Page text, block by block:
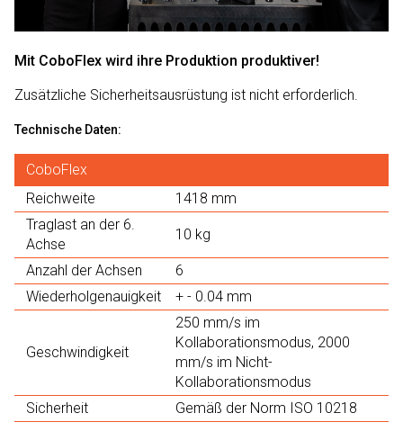
Mit CoboFlex wird ihre Produktion produktiver!​
Zusätzliche Sicherheitsausrüstung ist nicht erforderlich.
Technische Daten:
CoboFlex
Reichweite
1418 mm
Traglast an der 6.
Achse
10 kg
Anzahl der Achsen
6
Wiederholgenauigkeit
+ - 0.04 mm
Geschwindigkeit
250 mm/s im
Kollaborationsmodus, 2000
mm/s im Nicht-
Kollaborationsmodus
Sicherheit
Gemäß der Norm ISO 10218